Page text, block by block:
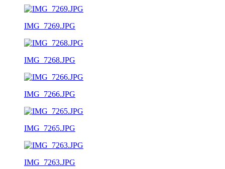
IMG_7269.JPG
IMG_7268.JPG
IMG_7266.JPG
IMG_7265.JPG
IMG_7263.JPG